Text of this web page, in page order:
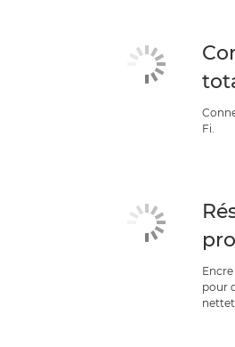
Fi.
pour